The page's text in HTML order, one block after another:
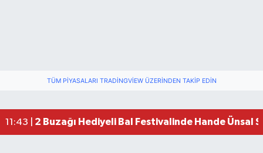
TÜM PIYASALARI TRADINGVIEW ÜZERINDEN TAKIP EDIN
11:43 | 2 Buzağı Hediyeli Bal Festivalinde Hande Ünsal